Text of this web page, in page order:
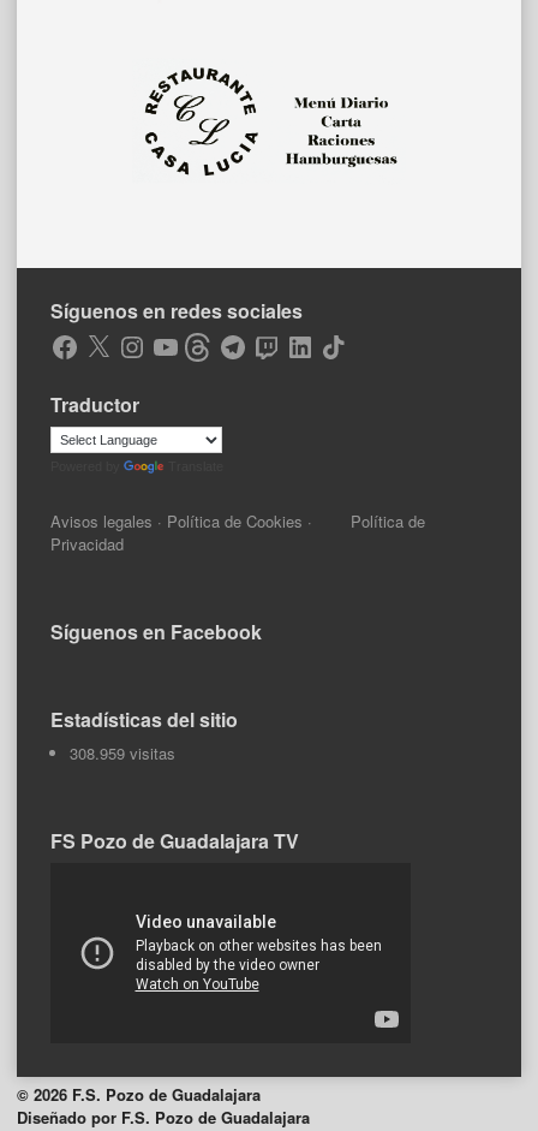
Síguenos en redes sociales
Facebook
X Instagram
YouTubeThreadsTelegramTwitchLinkedIn
TikTok
Traductor
Avisos legales · Política de Cookies · Política de
Privacidad
Síguenos en Facebook
Estadísticas del sitio
308.959 visitas
FS Pozo de Guadalajara TV
© 2026 F.S. Pozo de Guadalajara
Diseñado por F.S. Pozo de Guadalajara